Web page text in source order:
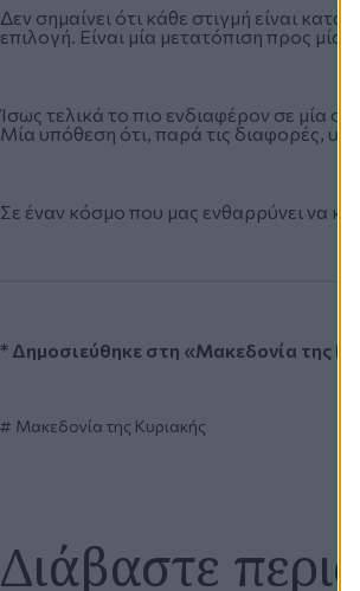
Δεν σημαίνει ότι κάθε στιγμή είναι
επιλογή. Είναι μία μετατόπιση προς μία
Ίσως τελικά το πιο ενδιαφέρον σε μία
Μία υπόθεση ότι, παρά τις διαφορές,
Σε έναν κόσμο που μας ενθαρρύνει να
* Δημοσιεύθηκε στη «Μακεδονία της
Μακεδονία της Κυριακής
Διάβαστε